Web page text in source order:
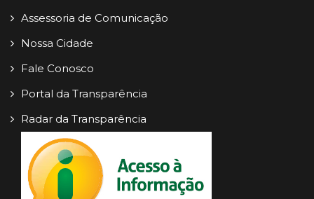
Assessoria de Comunicação
Nossa Cidade
Fale Conosco
Portal da Transparência
Radar da Transparência